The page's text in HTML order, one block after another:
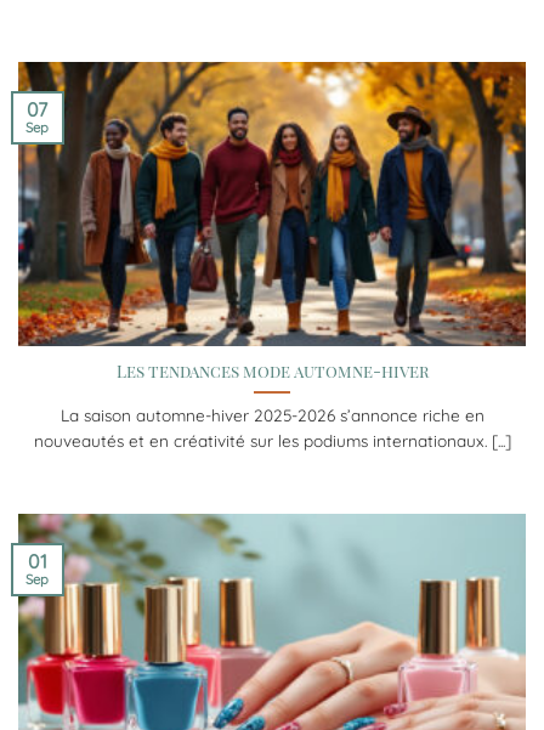
Les tendances mode automne-hiver
La saison automne-hiver 2025-2026 s’annonce riche en
nouveautés et en créativité sur les podiums internationaux. [...]
07
Sep
01
Sep